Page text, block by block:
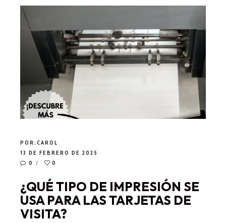
POR:CAROL
13 DE FEBRERO DE 2025
0
0
¿QUÉ TIPO DE IMPRESIÓN SE
USA PARA LAS TARJETAS DE
VISITA?